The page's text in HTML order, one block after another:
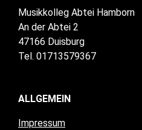
Musikkolleg Abtei Hamborn
An der Abtei 2
47166 Duisburg
Tel. 01713579367
ALLGEMEIN
Impressum